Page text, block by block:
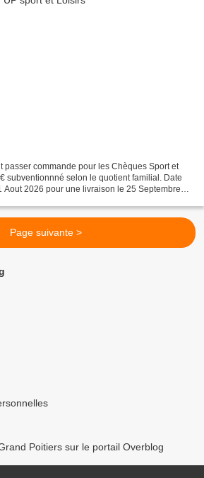
passer commande pour les Chèques Sport et
subventionnné selon le quotient familial. Date
Aout 2026 pour une livraison le 25 Septembre
Page suivante >
Poitiers sur le portail Overblog